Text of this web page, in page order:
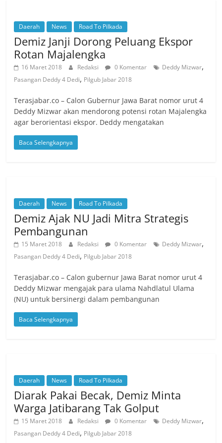
Daerah News Road To Pilkada
Demiz Janji Dorong Peluang Ekspor
Rotan Majalengka
16 Maret 2018 Redaksi 0 Komentar Deddy Mizwar,
Pasangan Deddy 4 Dedi, Pilgub Jabar 2018
Terasjabar.co – Calon Gubernur Jawa Barat nomor urut 4
Deddy Mizwar akan mendorong potensi rotan Majalengka
agar berorientasi ekspor. Deddy mengatakan
Baca Selengkapnya
Daerah News Road To Pilkada
Demiz Ajak NU Jadi Mitra Strategis
Pembangunan
15 Maret 2018 Redaksi 0 Komentar Deddy Mizwar,
Pasangan Deddy 4 Dedi, Pilgub Jabar 2018
Terasjabar.co – Calon gubernur Jawa Barat nomor urut 4
Deddy Mizwar mengajak para ulama Nahdlatul Ulama
(NU) untuk bersinergi dalam pembangunan
Baca Selengkapnya
Daerah News Road To Pilkada
Diarak Pakai Becak, Demiz Minta
Warga Jatibarang Tak Golput
15 Maret 2018 Redaksi 0 Komentar Deddy Mizwar,
Pasangan Deddy 4 Dedi, Pilgub Jabar 2018